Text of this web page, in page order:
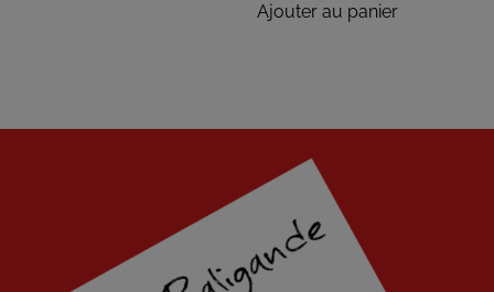
Ajouter au panier